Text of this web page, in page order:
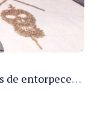
PMAM apreende 16,6 toneladas de entorpecentes e registra aumento nas prisões em flagrante e nas capturas de foragidos no primeiro semestre de 2026